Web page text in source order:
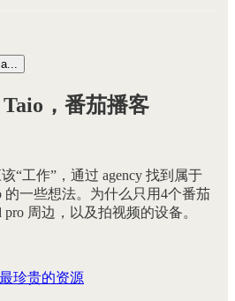
，番茄播客
“工作”，通过 agency 找到属于
的一些想法。为什么只用4个番茄
周边，以及拍视频的设备。
珍贵的资源